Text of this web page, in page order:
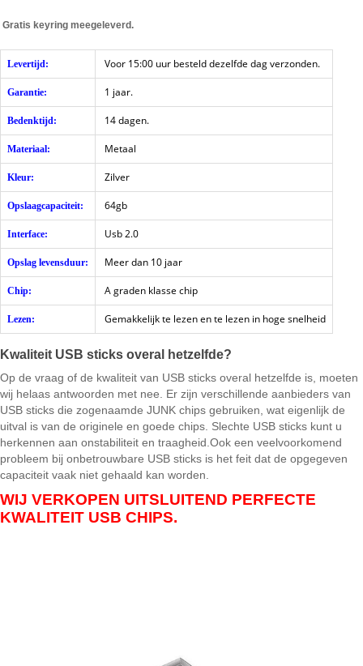
Gratis keyring meegeleverd.
Levertijd: Voor 15:00 uur besteld dezelfde dag verzonden.
Garantie: 1 jaar.
Bedenktijd: 14 dagen.
Materiaal: Metaal
Kleur: Zilver
Opslaagcapaciteit: 64gb
Interface: Usb 2.0
Opslag levensduur: Meer dan 10 jaar
Chip: A graden klasse chip
Lezen: Gemakkelijk te lezen en te lezen in hoge snelheid
Kwaliteit USB sticks overal hetzelfde?
Op de vraag of de kwaliteit van USB sticks overal hetzelfde is, moeten
wij helaas antwoorden met nee. Er zijn verschillende aanbieders van
USB sticks die zogenaamde JUNK chips gebruiken, wat eigenlijk de
uitval is van de originele en goede chips. Slechte USB sticks kunt u
herkennen aan onstabiliteit en traagheid.Ook een veelvoorkomend
probleem bij onbetrouwbare USB sticks is het feit dat de opgegeven
capaciteit vaak niet gehaald kan worden.
WIJ VERKOPEN UITSLUITEND PERFECTE
KWALITEIT USB CHIPS.